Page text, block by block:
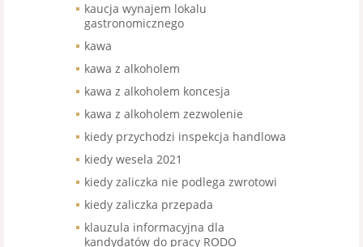
kaucja wynajem lokalu
gastronomicznego
kawa
kawa z alkoholem
kawa z alkoholem koncesja
kawa z alkoholem zezwolenie
kiedy przychodzi inspekcja handlowa
kiedy wesela 2021
kiedy zaliczka nie podlega zwrotowi
kiedy zaliczka przepada
klauzula informacyjna dla
kandydatów do pracy RODO